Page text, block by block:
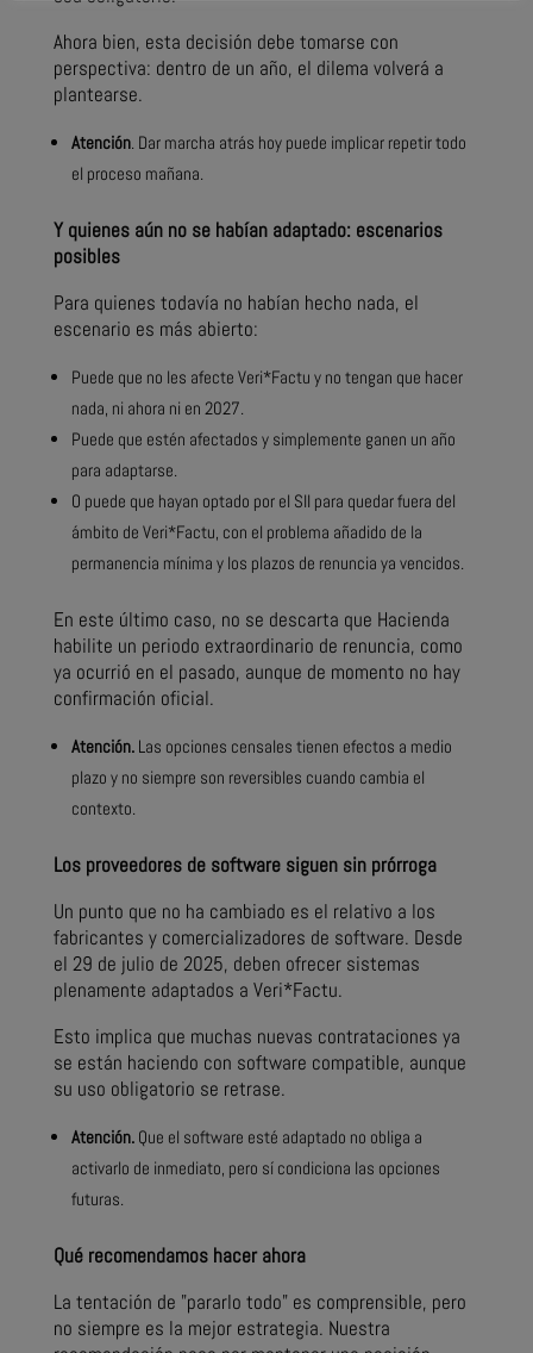
Ahora bien, esta decisión debe tomarse con
perspectiva: dentro de un año, el dilema volverá a
plantearse.
Atención. Dar marcha atrás hoy puede implicar repetir todo
el proceso mañana.
Y quienes aún no se habían adaptado: escenarios
posibles
Para quienes todavía no habían hecho nada, el
escenario es más abierto:
Puede que no les afecte Veri*Factu y no tengan que hacer
nada, ni ahora ni en 2027.
Puede que estén afectados y simplemente ganen un año
para adaptarse.
O puede que hayan optado por el SII para quedar fuera del
ámbito de Veri*Factu, con el problema añadido de la
permanencia mínima y los plazos de renuncia ya vencidos.
En este último caso, no se descarta que Hacienda
habilite un periodo extraordinario de renuncia, como
ya ocurrió en el pasado, aunque de momento no hay
confirmación oficial.
Atención.Las opciones censales tienen efectos a medio
plazo y no siempre son reversibles cuando cambia el
contexto.
Los proveedores de software siguen sin prórroga
Un punto que no ha cambiado es el relativo a los
fabricantes y comercializadores de software. Desde
el 29 de julio de 2025, deben ofrecer sistemas
plenamente adaptados a Veri*Factu.
Esto implica que muchas nuevas contrataciones ya
se están haciendo con software compatible, aunque
su uso obligatorio se retrase.
Atención.Que el software esté adaptado no obliga a
activarlo de inmediato, pero sí condiciona las opciones
futuras.
Qué recomendamos hacer ahora
La tentación de "pararlo todo" es comprensible, pero
no siempre es la mejor estrategia. Nuestra